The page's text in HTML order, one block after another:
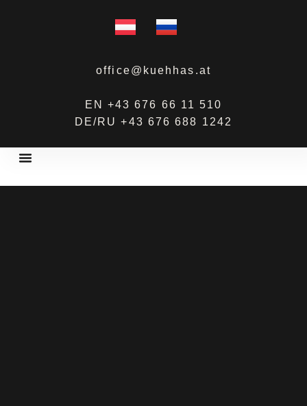
office@kuehhas.at
EN +43 676 66 11 510
DE/RU +43 676 688 1242